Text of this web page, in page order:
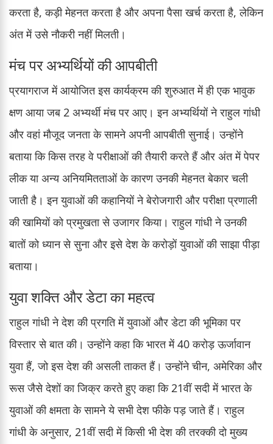
करता है, कड़ी मेहनत करता है और अपना पैसा खर्च करता है, लेकिन
अंत में उसे नौकरी नहीं मिलती।
मंच पर अभ्यर्थियों की आपबीती
प्रयागराज में आयोजित इस कार्यक्रम की शुरुआत में ही एक भावुक
क्षण आया जब 2 अभ्यर्थी मंच पर आए। इन अभ्यर्थियों ने राहुल गांधी
और वहां मौजूद जनता के सामने अपनी आपबीती सुनाई। उन्होंने
बताया कि किस तरह वे परीक्षाओं की तैयारी करते हैं और अंत में पेपर
लीक या अन्य अनियमितताओं के कारण उनकी मेहनत बेकार चली
जाती है। इन युवाओं की कहानियों ने बेरोजगारी और परीक्षा प्रणाली
की खामियों को प्रमुखता से उजागर किया। राहुल गांधी ने उनकी
बातों को ध्यान से सुना और इसे देश के करोड़ों युवाओं की साझा पीड़ा
बताया।
युवा शक्ति और डेटा का महत्व
राहुल गांधी ने देश की प्रगति में युवाओं और डेटा की भूमिका पर
विस्तार से बात की। उन्होंने कहा कि भारत में 40 करोड़ ऊर्जावान
युवा हैं, जो इस देश की असली ताकत हैं। उन्होंने चीन, अमेरिका और
रूस जैसे देशों का जिक्र करते हुए कहा कि 21वीं सदी में भारत के
युवाओं की क्षमता के सामने ये सभी देश फीके पड़ जाते हैं। राहुल
गांधी के अनुसार, 21वीं सदी में किसी भी देश की तरक्की दो मुख्य